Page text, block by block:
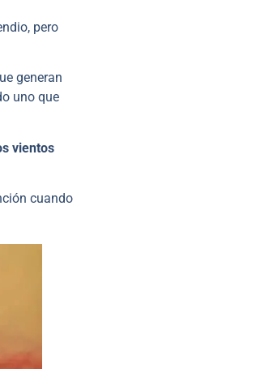
pero
generan
uno que
vientos
cuando